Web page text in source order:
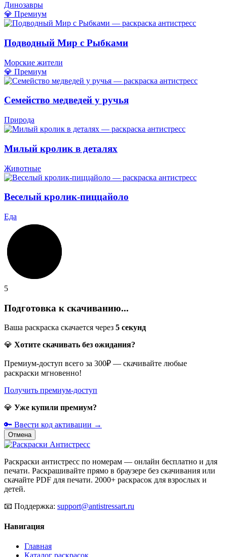
Динозавры
💎 Премиум
Подводный Мир с Рыбками
Морские жители
💎 Премиум
Семейство медведей у ручья
Природа
Милый кролик в деталях
Животные
Веселый кролик-пиццайоло
Еда
5
Подготовка к скачиванию...
Ваша раскраска скачается через 5 секунд
💎 Хотите скачивать без ожидания?
Премиум-доступ всего за 300₽ — скачивайте любые
раскраски мгновенно!
Получить премиум-доступ
💎 Уже купили премиум?
🔑 Ввести код активации →
Отмена
Раскраски антистресс по номерам — онлайн бесплатно и для
печати. Раскрашивайте прямо в браузере без скачивания или
скачайте PDF для печати. 2000+ раскрасок для взрослых и
детей.
📧 Поддержка: support@antistressart.ru
Навигация
Главная
Каталог раскрасок